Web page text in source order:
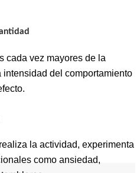
cada vez mayores de la
del comportamiento
la actividad, experimenta
como ansiedad,